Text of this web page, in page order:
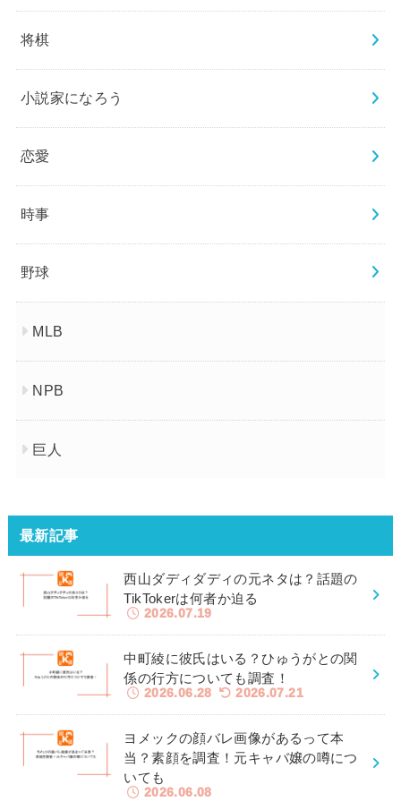
将棋
小説家になろう
恋愛
時事
野球
MLB
NPB
巨人
最新記事
西山ダディダディの元ネタは？話題の
TikTokerは何者か迫る
2026.07.19
中町綾に彼氏はいる？ひゅうがとの関
係の行方についても調査！
2026.06.28 2026.07.21
ヨメックの顔バレ画像があるって本
当？素顔を調査！元キャバ嬢の噂につ
いても
2026.06.08